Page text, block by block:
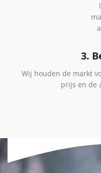
3.
Wij houden de markt
prijs en de